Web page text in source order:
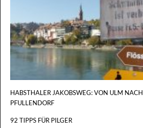
HABSTHALER JAKOBSWEG: VON ULM NACH
PFULLENDORF
92 TIPPS FÜR PILGER